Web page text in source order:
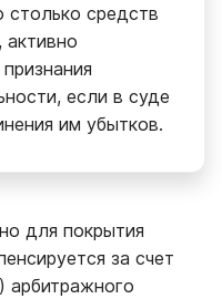
средств
если в суде
им убытков.
для покрытия
за счет
арбитражного